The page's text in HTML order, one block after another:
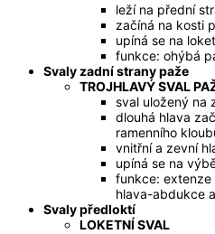
leží na přední
začíná na kosti
upíná se na
funkce: ohýbá
Svaly zadní strany paže
TROJHLAVÝ SVAL
sval uložený na
dlouhá hlava
ramenního
vnitřní a zevní
upíná se na
funkce: extenze
hlava-abdukce
Svaly předloktí
LOKETNÍ SVAL